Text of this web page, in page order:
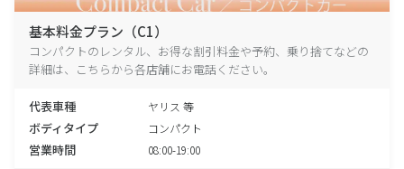
基本料金プラン（C1）
コンパクトのレンタル、お得な割引料金や予約、乗り捨てなどの
詳細は、こちらから各店舗にお電話ください。
代表車種 ヤリス 等
ボディタイプ コンパクト
営業時間 08:00-19:00